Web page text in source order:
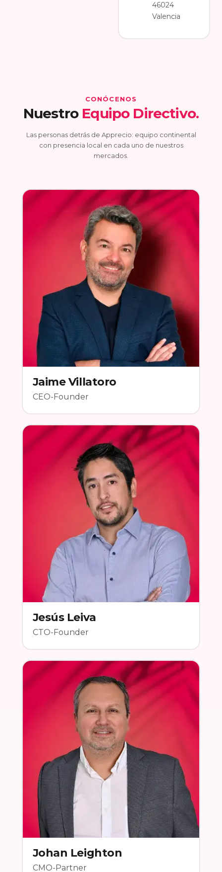
46024
Valencia
CONÓCENOS
Nuestro Equipo Directivo.
Las personas detrás de Apprecio: equipo continental
con presencia local en cada uno de nuestros
mercados.
Jaime Villatoro
CEO-Founder
Jesús Leiva
CTO-Founder
Johan Leighton
CMO-Partner